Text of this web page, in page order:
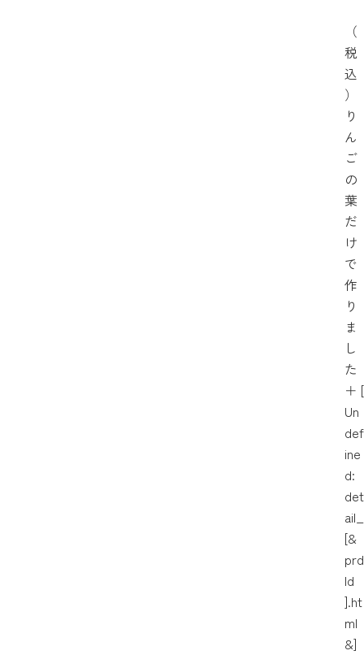
（
税
込
）
り
ん
ご
の
葉
だ
け
で
作
り
ま
し
た
＋ [
Un
def
ine
d:
det
ail_
[&
prd
Id
].ht
ml
&]